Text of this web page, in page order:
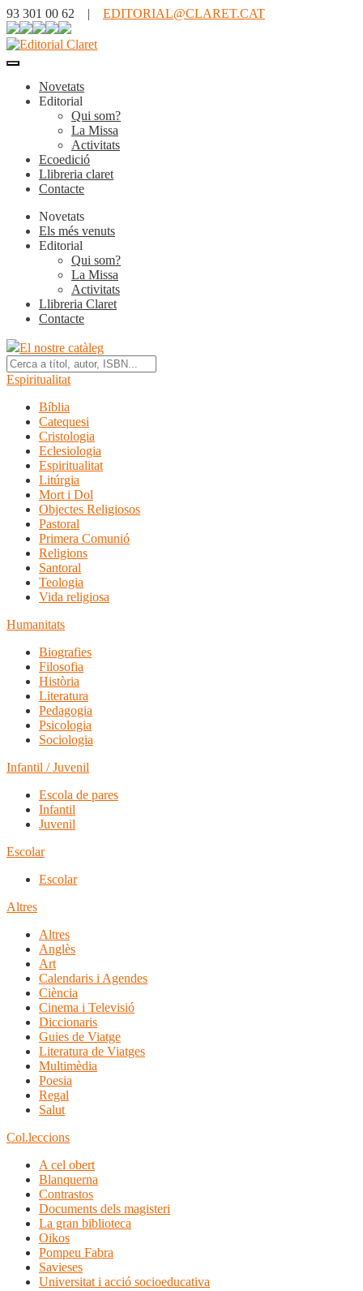
93 301 00 62 | EDITORIAL@CLARET.CAT
Novetats
Editorial
Qui som?
La Missa
Activitats
Ecoedició
Llibreria claret
Contacte
Novetats
Els més venuts
Editorial
Qui som?
La Missa
Activitats
Llibreria Claret
Contacte
El nostre catàleg
Espiritualitat
Bíblia
Catequesi
Cristologia
Eclesiologia
Espiritualitat
Litúrgia
Mort i Dol
Objectes Religiosos
Pastoral
Primera Comunió
Religions
Santoral
Teologia
Vida religiosa
Humanitats
Biografies
Filosofia
Història
Literatura
Pedagogia
Psicologia
Sociologia
Infantil / Juvenil
Escola de pares
Infantil
Juvenil
Escolar
Escolar
Altres
Altres
Anglès
Art
Calendaris i Agendes
Ciència
Cinema i Televisió
Diccionaris
Guies de Viatge
Literatura de Viatges
Multimèdia
Poesia
Regal
Salut
Col.leccions
A cel obert
Blanquerna
Contrastos
Documents dels magisteri
La gran biblioteca
Oikos
Pompeu Fabra
Savieses
Universitat i acció socioeducativa